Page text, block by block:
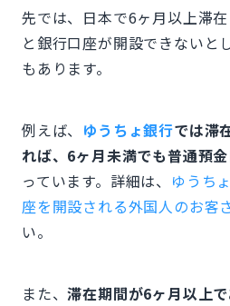
先では、日本で6ヶ月以上滞
と銀行口座が開設できないと
もあります。
例えば、 ゆうちょ銀行では滞
れば、6ヶ月未満でも普通預
っています。詳細は、 ゆうち
座を開設される外国人のお客
い。
また、滞在期間が6ヶ月以上